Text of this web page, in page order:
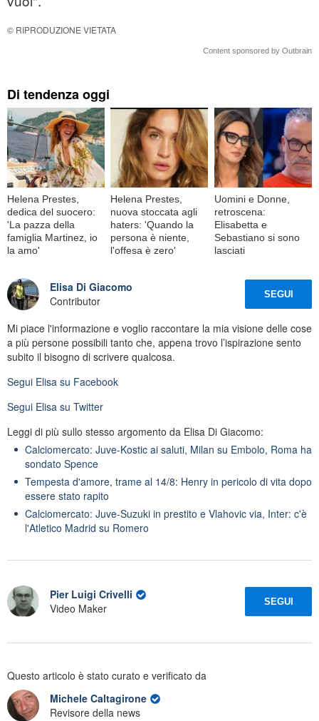
© RIPRODUZIONE VIETATA
Content sponsored by Outbrain
Di tendenza oggi
Helena Prestes,
dedica del suocero:
'La pazza della
famiglia Martinez, io
la amo'
Helena Prestes,
nuova stoccata agli
haters: 'Quando la
persona è niente,
l'offesa è zero'
Uomini e Donne,
retroscena:
Elisabetta e
Sebastiano si sono
lasciati
Elisa Di Giacomo
Contributor
SEGUI
Mi piace l'informazione e voglio raccontare la mia visione delle cose
a più persone possibili tanto che, appena trovo l’ispirazione sento
subito il bisogno di scrivere qualcosa.
Segui Elisa su Facebook
Segui Elisa su Twitter
Leggi di più sullo stesso argomento da Elisa Di Giacomo:
Calciomercato: Juve-Kostic ai saluti, Milan su Embolo, Roma ha
sondato Spence
Tempesta d'amore, trame al 14/8: Henry in pericolo di vita dopo
essere stato rapito
Calciomercato: Juve-Suzuki in prestito e Vlahovic via, Inter: c'è
l'Atletico Madrid su Romero
Pier Luigi Crivelli
Video Maker
SEGUI
Questo articolo è stato curato e verificato da
Michele Caltagirone
Revisore della news